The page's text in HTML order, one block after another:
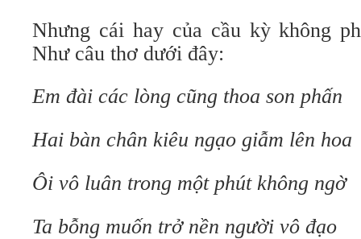
Nhưng cái hay của cầu kỳ không
Như câu thơ dưới đây:
Em đài các lòng cũng thoa son phấn
Hai bàn chân kiêu ngạo giẫm lên hoa
Ôi vô luân trong một phút không ngờ
Ta bỗng muốn trở nền người vô đạo